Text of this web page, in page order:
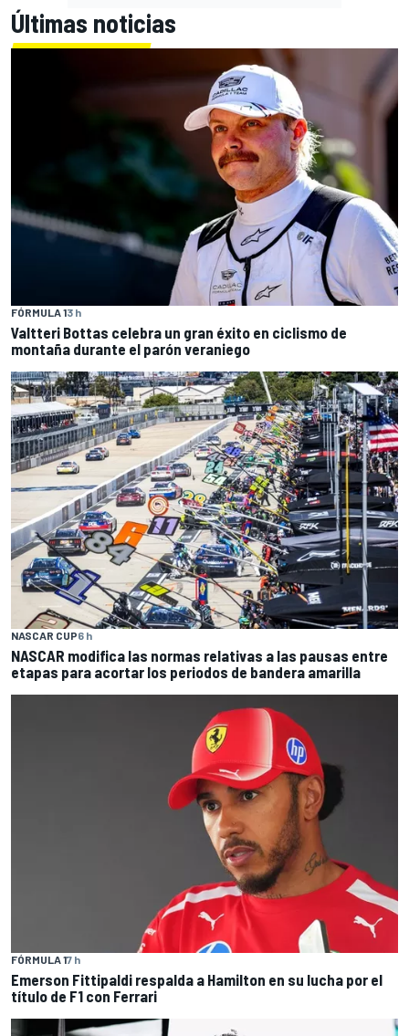
Últimas noticias
FÓRMULA 13 h
Valtteri Bottas celebra un gran éxito en ciclismo de
montaña durante el parón veraniego
NASCAR CUP6 h
NASCAR modifica las normas relativas a las pausas entre
etapas para acortar los periodos de bandera amarilla
FÓRMULA 17 h
Emerson Fittipaldi respalda a Hamilton en su lucha por el
título de F1 con Ferrari